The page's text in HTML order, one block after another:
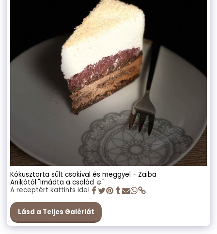
Kókusztorta sült csokival és meggyel - Zaiba
Anikótól:"Imádta a család ☺️"
A receptért kattints ide!
Lásd a Teljes Galériát